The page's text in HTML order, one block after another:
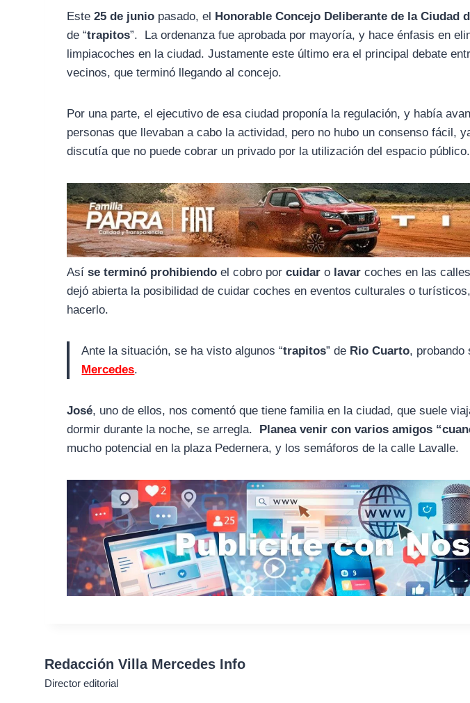
c
e
b
l
e
g
a
t
s
Este25 de junio pasado, el Honorable Concejo Deliberante de la Ciudad
de “trapitos”. La ordenanza fue aprobada por mayoría, y hace énfasis en
limpiacoches en la ciudad. Justamente este último era el principal debate
vecinos, que terminó llegando al concejo.
Por una parte, el ejecutivo de esa ciudad proponía la regulación, y había
personas que llevaban a cabo la actividad, pero no hubo un consenso fácil,
discutía que no puede cobrar un privado por la utilización del espacio público.
Asíse terminó prohibiendo el cobro porcuidar o lavar coches en las
dejó abierta la posibilidad de cuidar coches en eventos culturales o
hacerlo.
Ante la situación, se ha visto algunos “trapitos” de Rio Cuarto,
Mercedes.
José, uno de ellos, nos comentó que tiene familia en la ciudad, que suele
dormir durante la noche, se arregla. Planea venir con varios amigos
mucho potencial en la plaza Pedernera, y los semáforos de la calle Lavalle.
Redacción Villa Mercedes Info
Director editorial